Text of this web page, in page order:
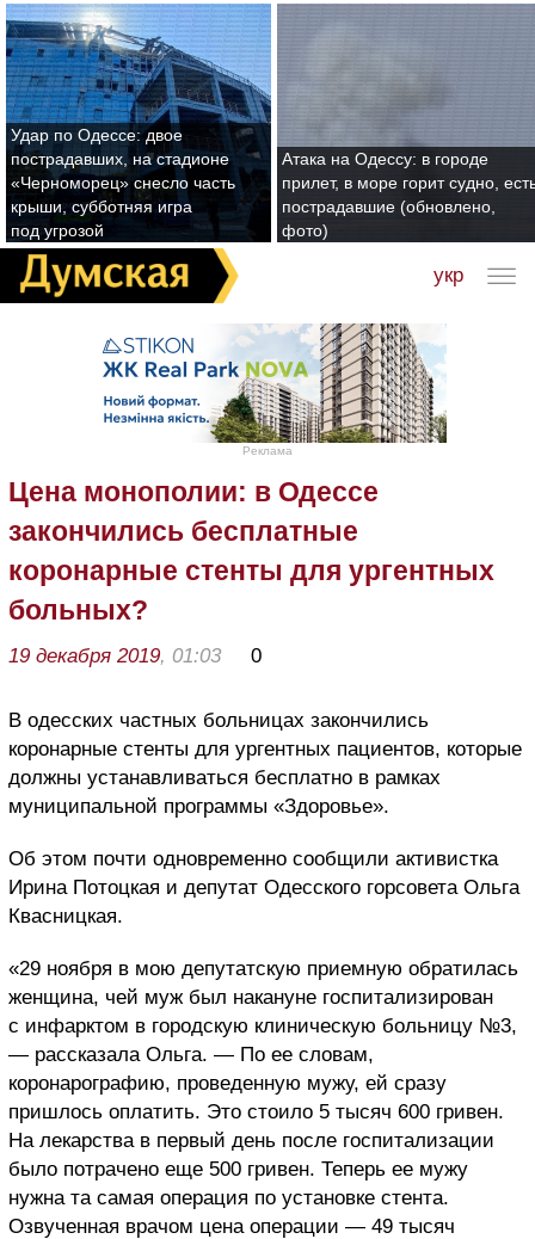
Удар по Одессе: двое
пострадавших, на стадионе
«Черноморец» снесло часть
крыши, субботняя игра
под угрозой
Атака на Одессу: в городе
прилет, в море горит судно,
пострадавшие (обновлено,
фото)
укр
Реклама
Цена монополии: в Одессе
закончились бесплатные
коронарные стенты для ургентных
больных?
19 декабря 2019, 01:03 0
В одесских частных больницах закончились
коронарные стенты для ургентных пациентов, которые
должны устанавливаться бесплатно в рамках
муниципальной программы «Здоровье».
Об этом почти одновременно сообщили активистка
Ирина Потоцкая и депутат Одесского горсовета Ольга
Квасницкая.
«29 ноября в мою депутатскую приемную обратилась
женщина, чей муж был накануне госпитализирован
с инфарктом в городскую клиническую больницу №3,
— рассказала Ольга. — По ее словам,
коронарографию, проведенную мужу, ей сразу
пришлось оплатить. Это стоило 5 тысяч 600 гривен.
На лекарства в первый день после госпитализации
было потрачено еще 500 гривен. Теперь ее мужу
нужна та самая операция по установке стента.
Озвученная врачом цена операции — 49 тысяч